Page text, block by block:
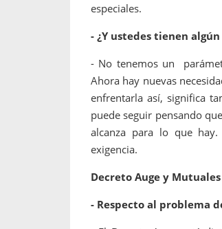
especiales.
- ¿Y ustedes tienen
- No tenemos un
Ahora hay nuevas
enfrentarla así, significa
puede seguir pensando
alcanza para lo que
exigencia.
Decreto Auge y Mutuales
- Respecto al problema